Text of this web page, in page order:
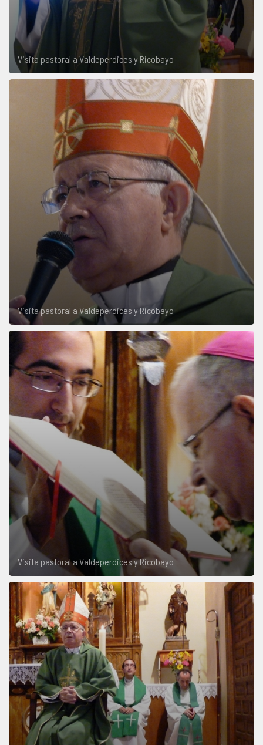
Visita pastoral a Valdeperdices y Ricobayo
Visita pastoral a Valdeperdices y Ricobayo
Visita pastoral a Valdeperdices y Ricobayo